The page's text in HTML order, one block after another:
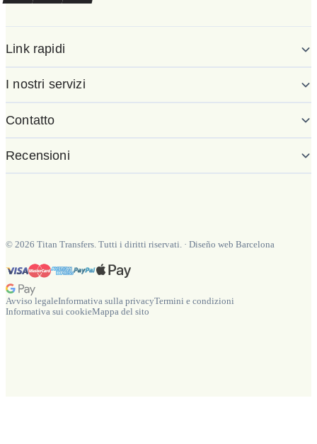
Link rapidi
I nostri servizi
Contatto
Recensioni
© 2026 Titan Transfers. Tutti i diritti riservati. · Diseño web Barcelona
Avviso legaleInformativa sulla privacyTermini e condizioni
Informativa sui cookieMappa del sito